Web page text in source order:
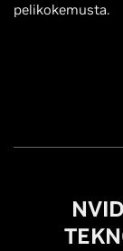
pelikokemusta.